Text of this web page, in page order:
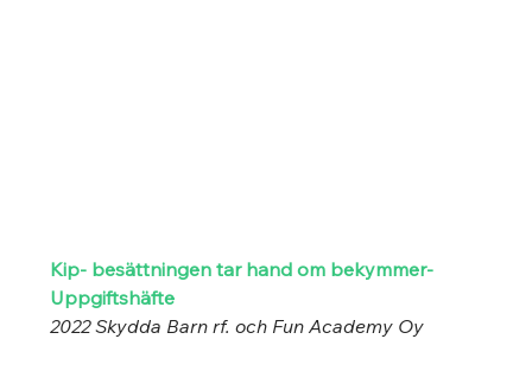
Kip- besättningen tar hand om bekymmer-
Uppgiftshäfte
2022 Skydda Barn rf. och Fun Academy Oy